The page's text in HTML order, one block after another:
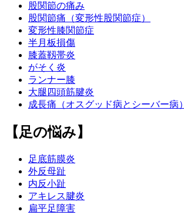
股関節の痛み
股関節痛（変形性股関節症）
変形性膝関節症
半月板損傷
膝蓋靱帯炎
がそく炎
ランナー膝
大腿四頭筋腱炎
成長痛（オスグッド病とシーバー病）
【足の悩み】
足底筋膜炎
外反母趾
内反小趾
アキレス腱炎
扁平足障害